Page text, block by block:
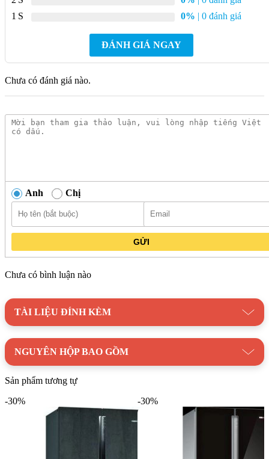
1
0% | 0 đánh giá
ĐÁNH GIÁ NGAY
Chưa có đánh giá nào.
Anh Chị
GỬI
Chưa có bình luận nào
TÀI LIỆU ĐÍNH KÈM
NGUYÊN HỘP BAO GỒM
Sản phẩm tương tự
-30%
-30%